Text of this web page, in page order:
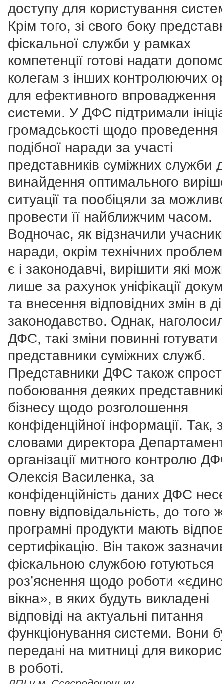
доступу для користування
Крім того, зі свого боку
фіскальної служби у рамках
компетенції готові надати
колегам з інших контролюючих
для ефективного впровадження
системи. У ДФС підтримали
громадськості щодо проведення
подібної наради за участі
представників суміжних служби
винайдення оптимального
ситуації та пообіцяли за
провести її найближчим часом.
Водночас, як відзначили
наради, окрім технічних
є і законодавчі, вирішити які
лише за рахунок уніфікації
та внесення відповідних змін в
законодавство. Однак,
ДФС, такі зміни повинні готувати
представники суміжних служб.
Представники ДФС також
побоювання деяких
бізнесу щодо розголошення
конфіденційної інформації. Так,
словами директора
організації митного контролю
Олексія Василенка, за
конфіденційність даних ДФС
повну відповідальність, до того
програмні продукти мають
сертифікацію. Він також
фіскальною службою готуються
роз’яснення щодо роботи
вікна», в яких будуть викладені
відповіді на актуальні питання
функціонування системи. Вони
передані на митниці для
в роботі.